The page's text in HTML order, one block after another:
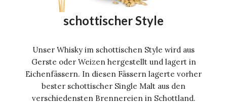
schottischer Style
Unser Whisky im schottischen Style wird aus
Gerste oder Weizen hergestellt und lagert in
Eichenfässern. In diesen Fässern lagerte vorher
bester schottischer Single Malt aus den
verschiedensten Brennereien in Schottland.